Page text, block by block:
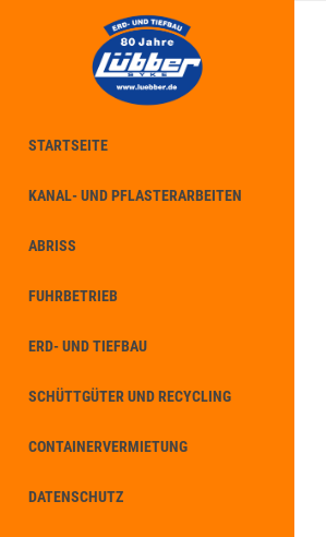
STARTSEITE
KANAL- UND PFLASTERARBEITEN
ABRISS
FUHRBETRIEB
ERD- UND TIEFBAU
SCHÜTTGÜTER UND RECYCLING
CONTAINERVERMIETUNG
DATENSCHUTZ